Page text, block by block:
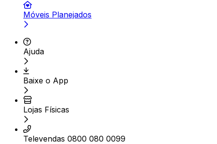
Móveis Planejados
Ajuda
Baixe o App
Lojas Físicas
Televendas 0800 080 0099